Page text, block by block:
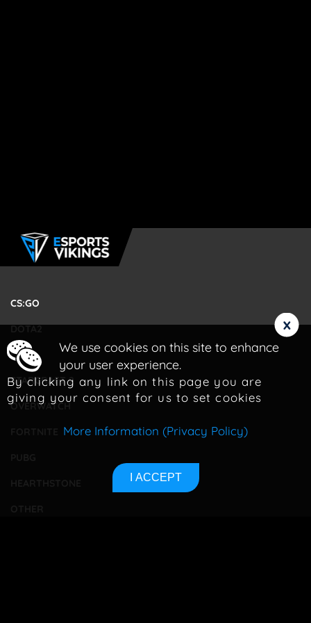
CS:GO
DOTA2
LOL
STARCRAFT 2
OVERWATCH
We use cookies on this site to enhance
your user experience.
By clicking any link on this page you are
giving your consent for us to set cookies
More Information (Privacy Policy)
I ACCEPT
x